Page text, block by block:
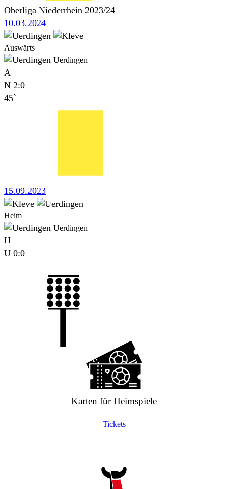
Oberliga Niederrhein 2023/24
10.03.2024
Auswärts
Uerdingen
A
N 2:0
45`
15.09.2023
Heim
Uerdingen
H
U 0:0
Karten für Heimspiele
Tickets